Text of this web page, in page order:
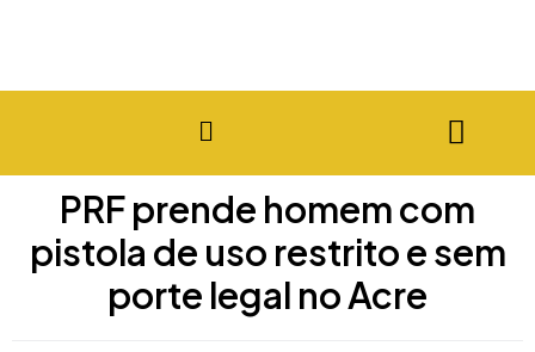
PRF prende homem com
pistola de uso restrito e sem
porte legal no Acre